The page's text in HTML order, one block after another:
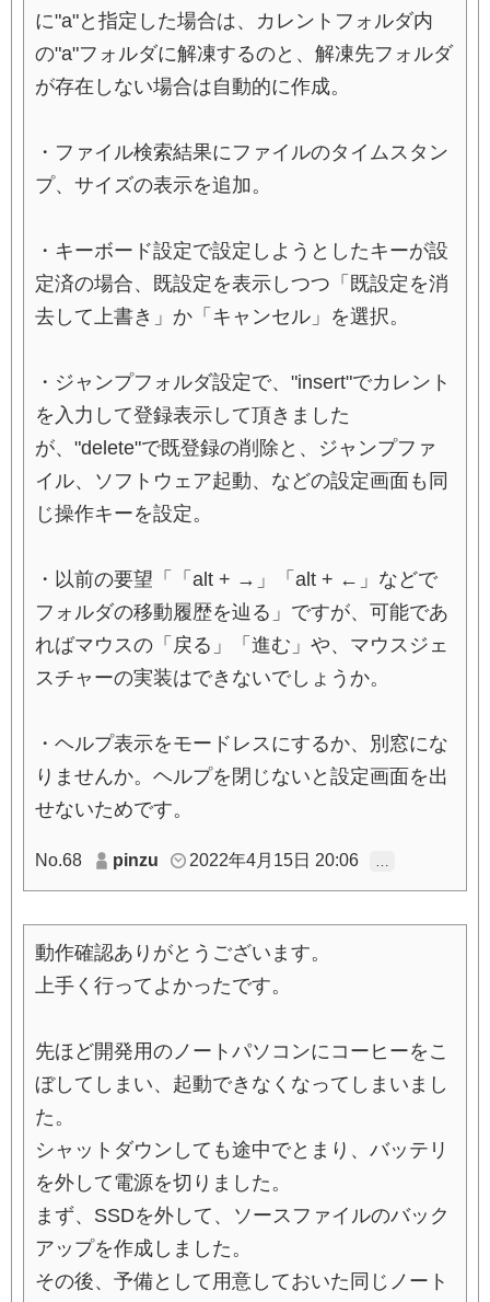
に"a"と指定した場合は、カレントフォルダ内
の"a"フォルダに解凍するのと、解凍先フォルダ
が存在しない場合は自動的に作成。
・ファイル検索結果にファイルのタイムスタン
プ、サイズの表示を追加。
・キーボード設定で設定しようとしたキーが設
定済の場合、既設定を表示しつつ「既設定を消
去して上書き」か「キャンセル」を選択。
・ジャンプフォルダ設定で、"insert"でカレント
を入力して登録表示して頂きました
が、"delete"で既登録の削除と、ジャンプファ
イル、ソフトウェア起動、などの設定画面も同
じ操作キーを設定。
・以前の要望「「alt + →」「alt + ←」などで
フォルダの移動履歴を辿る」ですが、可能であ
ればマウスの「戻る」「進む」や、マウスジェ
スチャーの実装はできないでしょうか。
・ヘルプ表示をモードレスにするか、別窓にな
りませんか。ヘルプを閉じないと設定画面を出
せないためです。
No.68 pinzu 2022年4月15日 20:06
動作確認ありがとうございます。
上手く行ってよかったです。
先ほど開発用のノートパソコンにコーヒーをこ
ぼしてしまい、起動できなくなってしまいまし
た。
シャットダウンしても途中でとまり、バッテリ
を外して電源を切りました。
まず、SSDを外して、ソースファイルのバック
アップを作成しました。
その後、予備として用意しておいた同じノート